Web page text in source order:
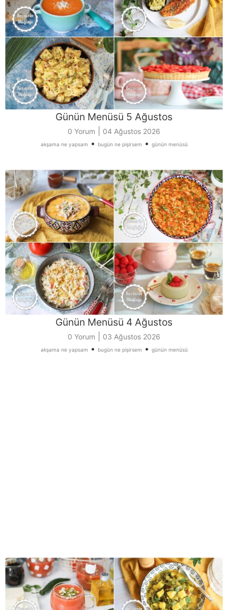
Günün Menüsü 5 Ağustos
0 Yorum 04 Ağustos 2026
akşama ne yapsam • bugün ne pişirsem • günün menüsü
Günün Menüsü 4 Ağustos
0 Yorum 03 Ağustos 2026
akşama ne yapsam • bugün ne pişirsem • günün menüsü